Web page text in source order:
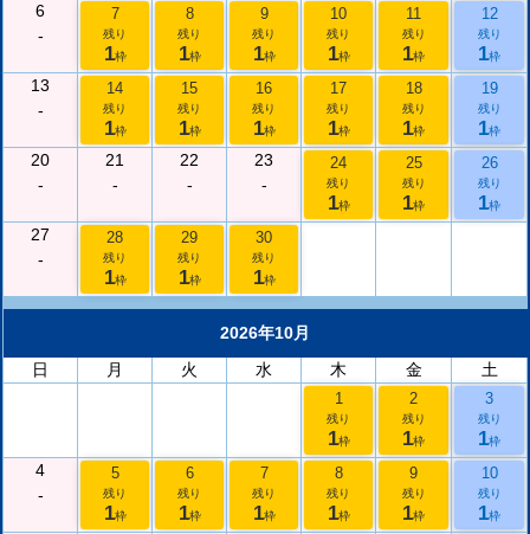
6
-
7
残り
1枠
8
残り
1枠
9
残り
1枠
10
残り
1枠
11
残り
1枠
12
残り
1枠
13
-
14
残り
1枠
15
残り
1枠
16
残り
1枠
17
残り
1枠
18
残り
1枠
19
残り
1枠
20
-
21
-
22
-
23
-
24
残り
1枠
25
残り
1枠
26
残り
1枠
27
-
28
残り
1枠
29
残り
1枠
30
残り
1枠
2026年10月
日
月 火 水 木 金 土
1
残り
1枠
2
残り
1枠
3
残り
1枠
4
-
5
残り
1枠
6
残り
1枠
7
残り
1枠
8
残り
1枠
9
残り
1枠
10
残り
1枠